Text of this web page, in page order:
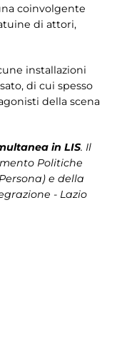
coinvolgente
di attori,
installazioni
di cui spesso
della scena
in LIS. Il
Politiche
e della
- Lazio